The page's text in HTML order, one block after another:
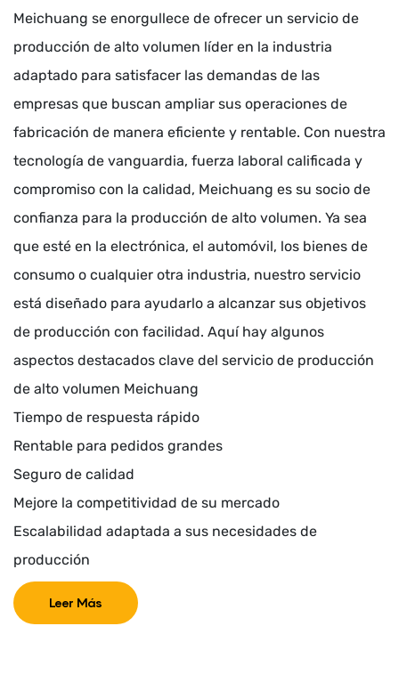
Meichuang se enorgullece de ofrecer un servicio de
producción de alto volumen líder en la industria
adaptado para satisfacer las demandas de las
empresas que buscan ampliar sus operaciones de
fabricación de manera eficiente y rentable. Con nuestra
tecnología de vanguardia, fuerza laboral calificada y
compromiso con la calidad, Meichuang es su socio de
confianza para la producción de alto volumen. Ya sea
que esté en la electrónica, el automóvil, los bienes de
consumo o cualquier otra industria, nuestro servicio
está diseñado para ayudarlo a alcanzar sus objetivos
de producción con facilidad. Aquí hay algunos
aspectos destacados clave del servicio de producción
de alto volumen Meichuang
Tiempo de respuesta rápido
Rentable para pedidos grandes
Seguro de calidad
Mejore la competitividad de su mercado
Escalabilidad adaptada a sus necesidades de
producción
Leer Más